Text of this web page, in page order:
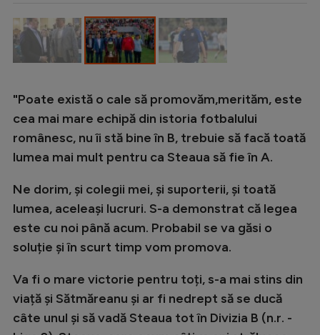
"Poate există o cale să promovăm,merităm, este
cea mai mare echipă din istoria fotbalului
românesc, nu îi stă bine în B, trebuie să facă toată
lumea mai mult pentru ca Steaua să fie în A.
Ne dorim, și colegii mei, și suporterii, și toată
lumea, aceleași lucruri. S-a demonstrat că legea
este cu noi până acum. Probabil se va găsi o
soluție și în scurt timp vom promova.
Va fi o mare victorie pentru toți, s-a mai stins din
viață și Sătmăreanu și ar fi nedrept să se ducă
câte unul și să vadă Steaua tot în Divizia B (n.r. -